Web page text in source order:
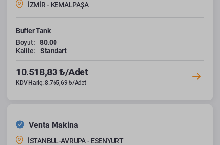
İZMİR - KEMALPAŞA
Buffer Tank
Boyut:
80.00
Kalite:
Standart
10.518,83 ₺/Adet
KDV Hariç: 8.765,69 ₺/Adet
Venta Makina
İSTANBUL-AVRUPA - ESENYURT